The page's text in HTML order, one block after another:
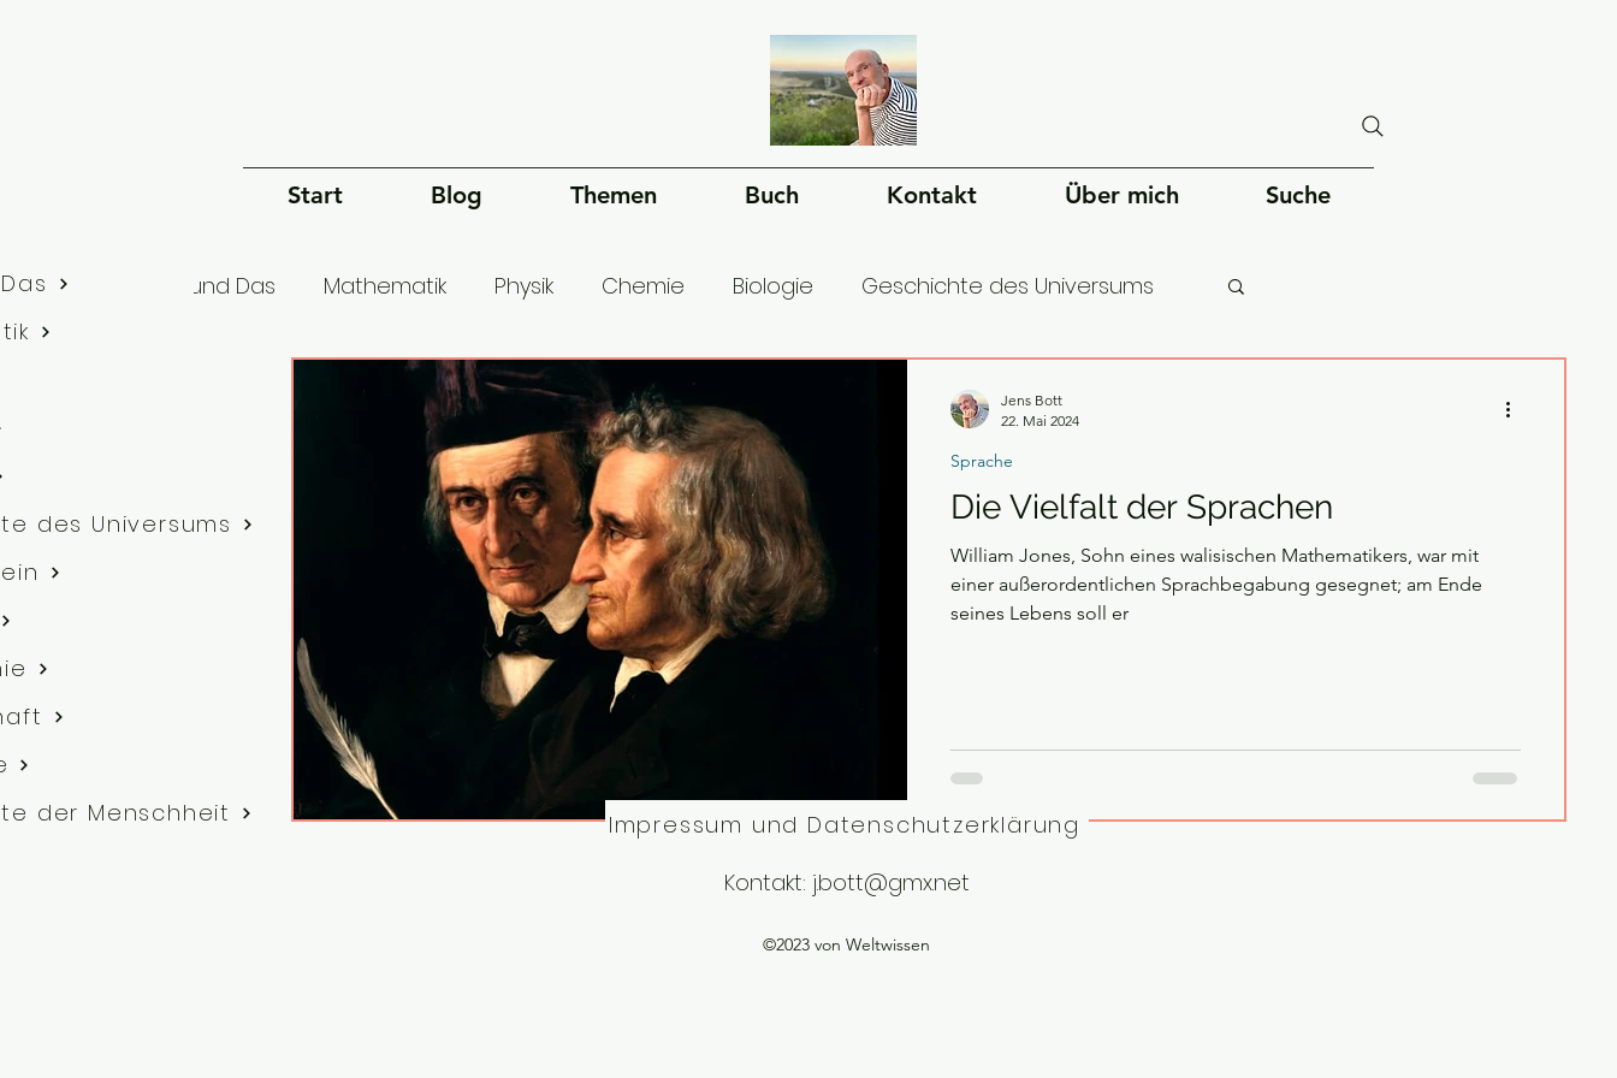
Start Blog Themen Buch Kontakt Über mich Suche
Artikel Dies und Das Mathematik Physik Chemie Biologie Geschichte des Universums
Philosophie Gesellschaft
Die Vielfalt der Sprachen
William Jones, Sohn eines walisischen Mathematikers, war mit
einer außerordentlichen Sprachbegabung gesegnet; am Ende
seines Lebens soll er
Sprache
Jens Bott
22. Mai 2024
des Universums
der Menschheit
Impressum und Datenschutzerklärung
Kontakt: j.bott@gmx.net
©2023 von Weltwissen